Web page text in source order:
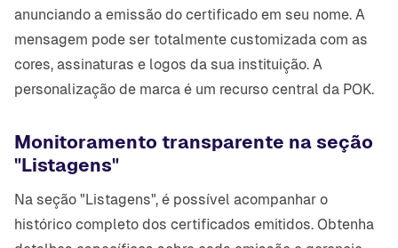
anunciando a emissão do certificado em seu nome. A
mensagem pode ser totalmente customizada com as
cores, assinaturas e logos da sua instituição. A
personalização de marca é um recurso central da POK.
Monitoramento transparente na seção
"Listagens"
Na seção "Listagens", é possível acompanhar o
histórico completo dos certificados emitidos. Obtenha